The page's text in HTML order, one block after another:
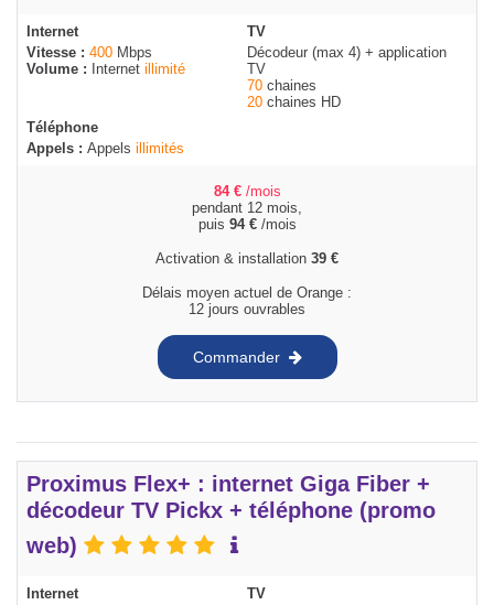
Internet
Vitesse : 400 Mbps
Volume :
Internet illimité
TV
Décodeur (max 4) + application
TV
70 chaines
20 chaines HD
Téléphone
Appels : Appels illimités
84 € /mois
pendant 12 mois,
puis 94 €/mois
Activation & installation 39 €
Délais moyen actuel de Orange :
12 jours ouvrables
Commander
Proximus Flex+ : internet Giga Fiber +
décodeur TV Pickx + téléphone (promo
web)
Internet
TV